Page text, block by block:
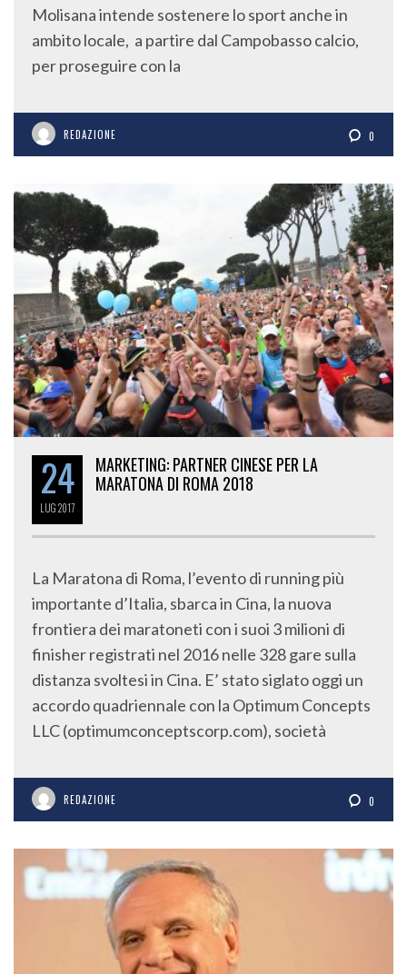
Molisana intende sostenere lo sport anche in
ambito locale, a partire dal Campobasso calcio,
per proseguire con la
REDAZIONE 0
24
LUG2017
MARKETING: PARTNER CINESE PER LA
MARATONA DI ROMA 2018
La Maratona di Roma, l’evento di running più
importante d’Italia, sbarca in Cina, la nuova
frontiera dei maratoneti con i suoi 3 milioni di
finisher registrati nel 2016 nelle 328 gare sulla
distanza svoltesi in Cina. E’ stato siglato oggi un
accordo quadriennale con la Optimum Concepts
LLC (optimumconceptscorp.com), società
REDAZIONE 0